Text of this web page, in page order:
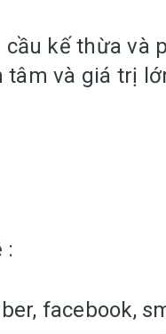
cầu kế thừa
tâm và giá trị
:
facebook,